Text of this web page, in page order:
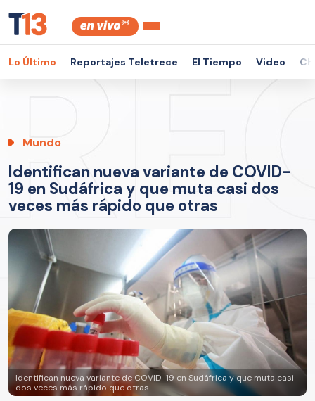
Lo Último Reportajes Teletrece El Tiempo Video
Mundo
Identifican nueva variante de COVID-
19 en Sudáfrica y que muta casi dos
veces más rápido que otras
Identifican nueva variante de COVID-19 en Sudáfrica y que muta casi
dos veces más rápido que otras